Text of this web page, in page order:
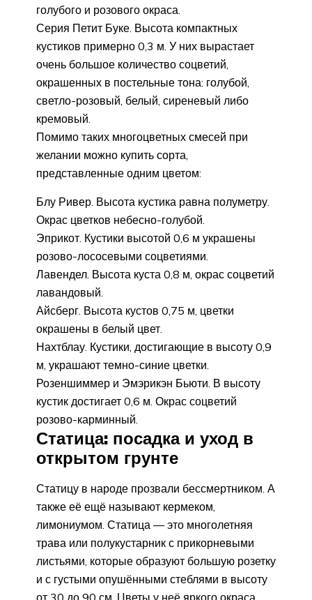
голубого и розового окраса.
Серия Петит Буке. Высота компактных
кустиков примерно 0,3 м. У них вырастает
очень большое количество соцветий,
окрашенных в постельные тона: голубой,
светло-розовый, белый, сиреневый либо
кремовый.
Помимо таких многоцветных смесей при
желании можно купить сорта,
представленные одним цветом:
Блу Ривер. Высота кустика равна полуметру.
Окрас цветков небесно-голубой.
Эприкот. Кустики высотой 0,6 м украшены
розово-лососевыми соцветиями.
Лавендел. Высота куста 0,8 м, окрас соцветий
лавандовый.
Айсберг. Высота кустов 0,75 м, цветки
окрашены в белый цвет.
Нахтблау. Кустики, достигающие в высоту 0,9
м, украшают темно-синие цветки.
Розеншиммер и Эмэрикэн Бьюти. В высоту
кустик достигает 0,6 м. Окрас соцветий
розово-карминный.
Статица: посадка и уход в
открытом грунте
Статицу в народе прозвали бессмертником. А
также её ещё называют кермеком,
лимониумом. Статица — это многолетняя
трава или полукустарник с прикорневыми
листьями, которые образуют большую розетку
и с густыми опушёнными стеблями в высоту
от 30 до 90 см. Цветы у неё яркого окраса